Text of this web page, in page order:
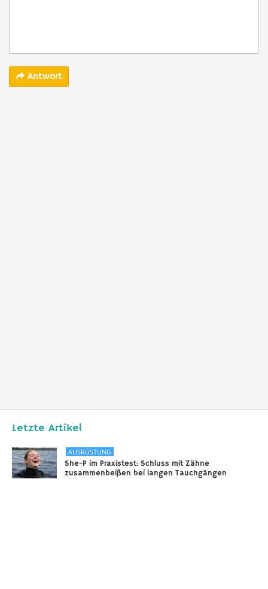
Antwort
Letzte Artikel
AUSRÜSTUNG
She-P im Praxistest: Schluss mit Zähne
zusammenbeißen bei langen Tauchgängen